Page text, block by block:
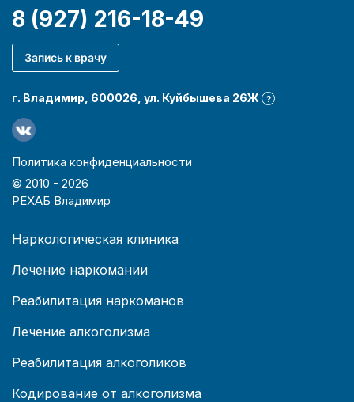
8 (927) 216-18-49
Запись к врачу
г. Владимир, 600026, ул. Куйбышева 26Ж ?
Политика конфиденциальности
© 2010 - 2026
РЕХАБ Владимир
Наркологическая клиника
Лечение наркомании
Реабилитация наркоманов
Лечение алкоголизма
Реабилитация алкоголиков
Кодирование от алкоголизма